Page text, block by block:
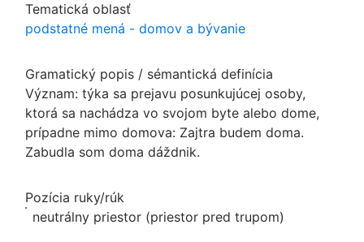
Tematická oblasť
podstatné mená - domov a bývanie
Gramatický popis / sémantická definícia
Význam: týka sa prejavu posunkujúcej osoby,
ktorá sa nachádza vo svojom byte alebo dome,
prípadne mimo domova: Zajtra budem doma.
Zabudla som doma dáždnik.
Pozícia ruky/rúk
neutrálny priestor (priestor pred trupom)